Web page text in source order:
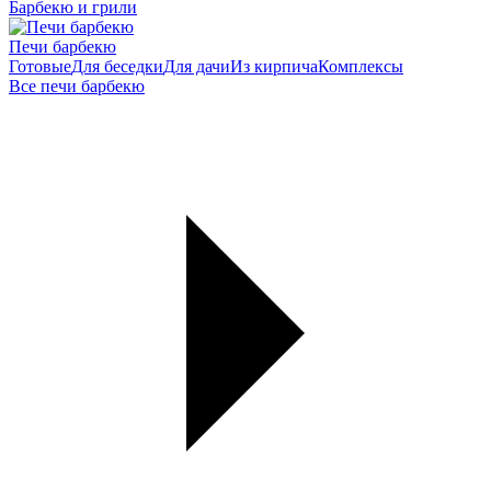
Барбекю и грили
Печи барбекю
ГотовыеДля беседкиДля дачиИз кирпичаКомплексы
Все печи барбекю